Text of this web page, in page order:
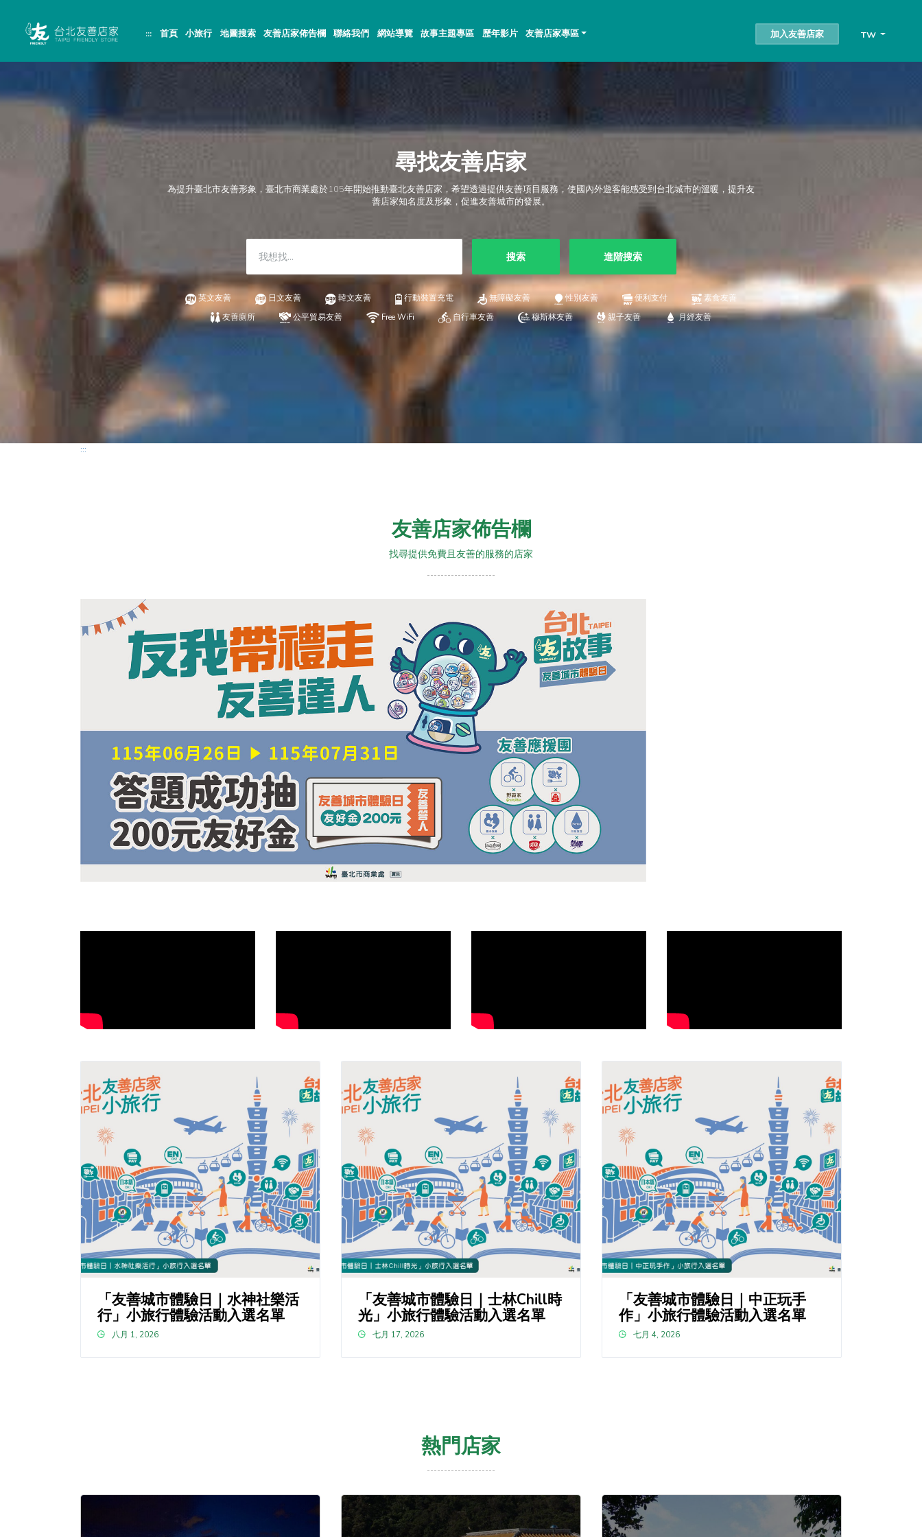
容
::: 首頁 小旅行 地圖搜索 友善店家佈告欄 聯絡我們 網站導覽 故事主題專區 歷年影片 友善店家專區 加入友善店家 TW
尋找友善店家
為提升臺北市友善形象，臺北市商業處於105年開始推動臺北友善店家，希望透過提供友善項目服務，使國內外遊客能感受到台北城市的溫暖，提升友
善店家知名度及形象，促進友善城市的發展。
搜索 進階搜索
英文友善 日文友善 韓文友善 行動裝置充電 無障礙友善 性別友善 便利支付
素食友善
友善廁所
公平貿易友善 Free WiFi 自行車友善 穆斯林友善 親子友善 月經友善
:::
友善店家佈告欄
找尋提供免費且友善的服務的店家
「友善城市體驗日｜水神社樂活
行」小旅行體驗活動入選名單
八月 1, 2026
「友善城市體驗日｜士林Chill時
光」小旅行體驗活動入選名單
七月 17, 2026
「友善城市體驗日｜中正玩手
作」小旅行體驗活動入選名單
七月 4, 2026
熱門店家